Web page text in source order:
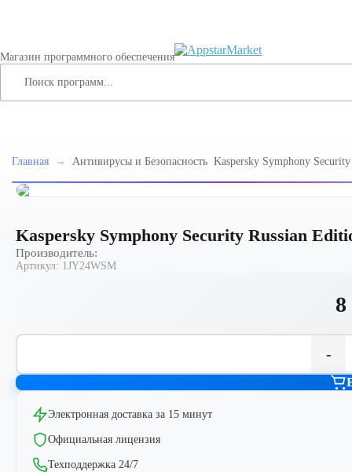
Магазин программного обеспечения
Главная → Антивирусы и Безопасность Kaspersky Symphony
Kaspersky Symphony Security Russian
Производитель:
Артикул: 1JY24WSM
8
-
Электронная доставка за 15 минут
Официальная лицензия
Техподдержка 24/7